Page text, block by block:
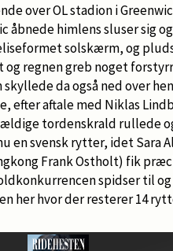
over OL stadion i
åbnede himlens sluser sig
solskærm, og
og regnen greb noget
da også ned over
efter aftale med Niklas
tordenskrald rullede
en svensk rytter, idet
Frank Ostholt) fik
spidser til
her hvor der resterer 14